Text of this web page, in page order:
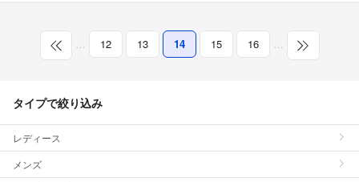
… 12 13 14 15 16 …
タイプで絞り込み
レディース
メンズ